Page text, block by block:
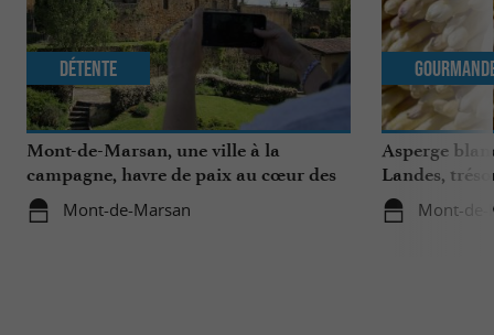
Mont-de-Marsan, une ville à la
campagne, havre de paix au cœur des
Landes
Mont-de-Marsan
Détente
Asperge
Landes,
région
Mont-de-